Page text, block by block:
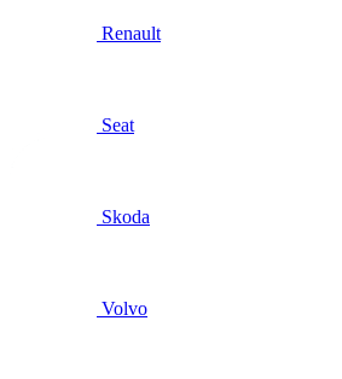
Renault
Seat
Skoda
Volvo